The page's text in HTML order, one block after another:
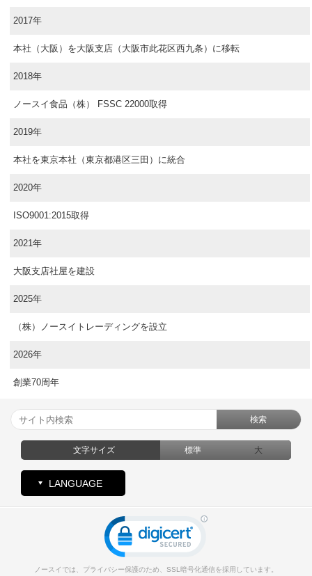
2017年
本社（大阪）を大阪支店（大阪市此花区西九条）に移転
2018年
ノースイ食品（株） FSSC 22000取得
2019年
本社を東京本社（東京都港区三田）に統合
2020年
ISO9001:2015取得
2021年
大阪支店社屋を建設
2025年
（株）ノースイトレーディングを設立
2026年
創業70周年
検索
文字サイズ 大
標準
LANGUAGE
ノースイでは、プライバシー保護のため、SSL暗号化通信を採用しています。